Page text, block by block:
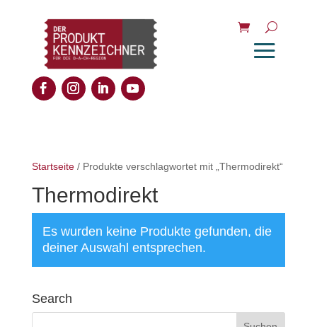
Startseite/ Produkte verschlagwortet mit „Thermodirekt“
Thermodirekt
Es wurden keine Produkte gefunden, die
deiner Auswahl entsprechen.
Search